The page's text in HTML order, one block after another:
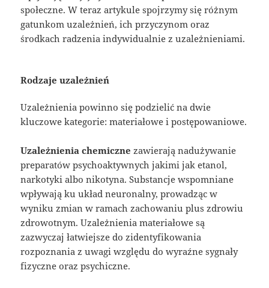
społeczne. W teraz artykule spojrzymy się różnym
gatunkom uzależnień, ich przyczynom oraz
środkach radzenia indywidualnie z uzależnieniami.
Rodzaje uzależnień
Uzależnienia powinno się podzielić na dwie
kluczowe kategorie: materiałowe i postępowaniowe.
Uzależnienia chemiczne zawierają nadużywanie
preparatów psychoaktywnych jakimi jak etanol,
narkotyki albo nikotyna. Substancje wspomniane
wpływają ku układ neuronalny, prowadząc w
wyniku zmian w ramach zachowaniu plus zdrowiu
zdrowotnym. Uzależnienia materiałowe są
zazwyczaj łatwiejsze do zidentyfikowania
rozpoznania z uwagi względu do wyraźne sygnały
fizyczne oraz psychiczne.